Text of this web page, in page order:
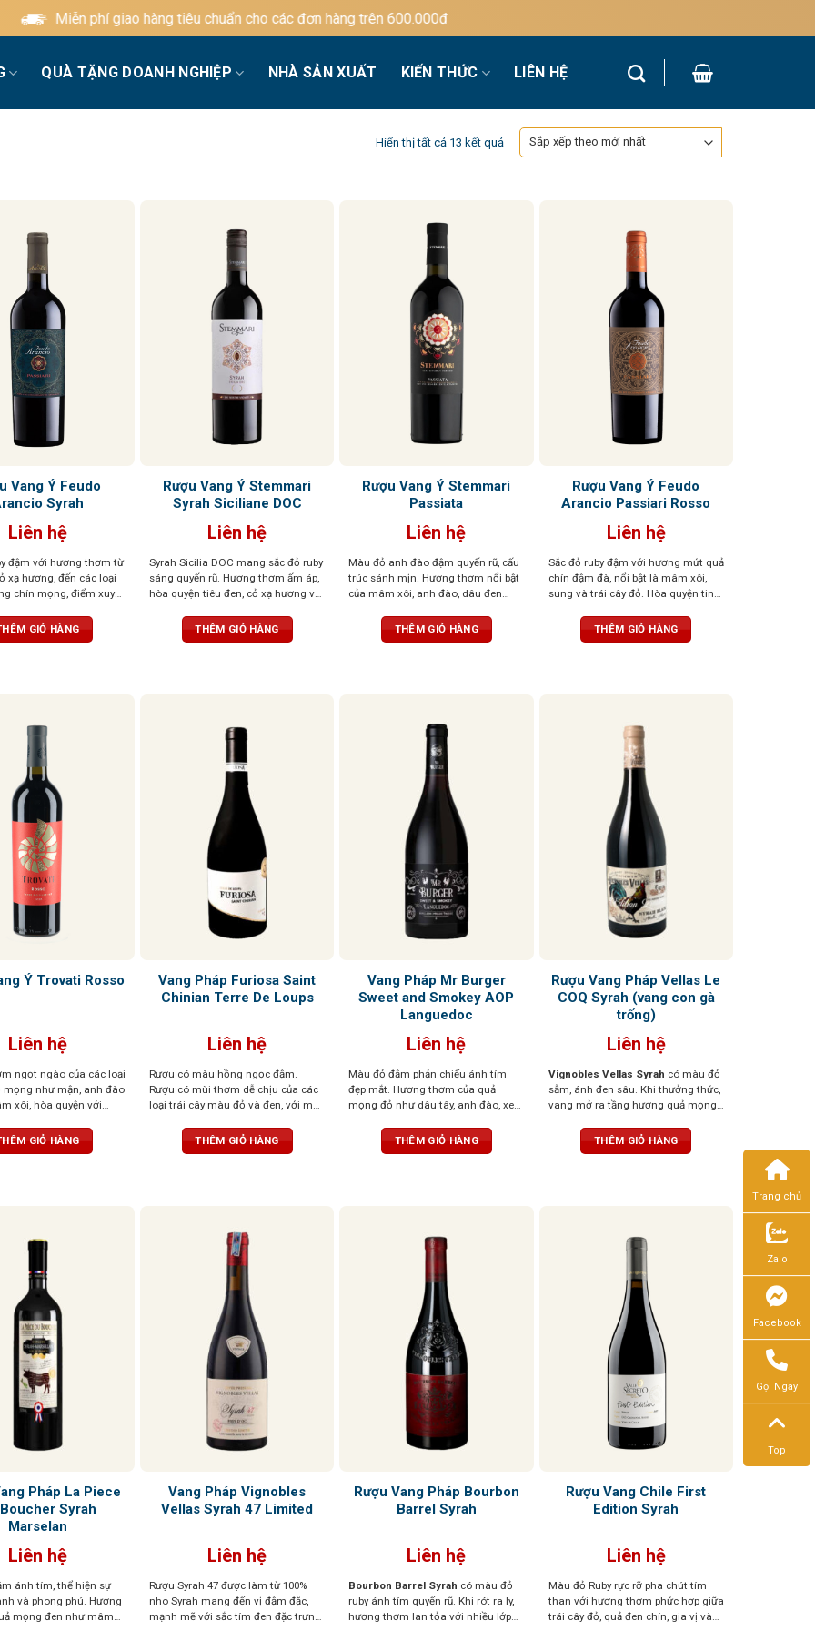
Miễn phí giao hàng tiêu chuẩn cho các đơn hàng trên 600.000đ
QUÀ TẶNG DOANH NGHIỆP NHÀ SẢN XUẤT KIẾN THỨC LIÊN HỆ
Hiển thị tất cả 13 kết quảĐã
sắp
Vang Ý Feudo
Syrah
Liên hệ
đậm với hương thơm từ
xạ hương, đến các loại
chín mọng, điểm xuyết
tròn đầy cân đối, tạo
thể hài hòa
GIỎ HÀNG
Rượu Vang Ý Stemmari
Syrah Siciliane DOC
Liên hệ
Syrah Sicilia DOC mang sắc đỏ ruby
sáng quyến rũ. Hương thơm ấm áp,
hòa quyện tiêu đen, cỏ xạ hương và
chát mịn như nhung, cân bằng, dễ
chịu, hậu vị dài, để lại ấn tượng tinh
THÊM GIỎ HÀNG
Rượu Vang Ý Stemmari
Passiata
Liên hệ
Màu đỏ anh đào đậm quyến rũ, cấu
trúc sánh mịn. Hương thơm nổi bật
của mâm xôi, anh đào, dâu đen
đen cay nồng. Khi rượu “thở” trong
ly, tầng hương vani và thuốc lá tinh
THÊM GIỎ HÀNG
Rượu Vang Ý Feudo
Arancio Passiari Rosso
Liên hệ
Sắc đỏ ruby đậm với hương mứt quả
chín đậm đà, nổi bật là mâm xôi,
sung và trái cây đỏ. Hòa quyện tinh
như tiêu đen, quế, thảo mộc khô, gợi
cảm giác ấm áp và hài hòa. Tannin
THÊM GIỎ HÀNG
Ý Trovati Rosso
Liên hệ
ngọt ngào của các loại
mọng như mận, anh đào
xôi, hòa quyện với
Vị chát mềm mại, tròn
hoàn hảo với vị chua
GIỎ HÀNG
Vang Pháp Furiosa Saint
Chinian Terre De Loups
Liên hệ
Rượu có màu hồng ngọc đậm.
Rượu có mùi thơm dễ chịu của các
loại trái cây màu đỏ và đen, với một
nhàng. Vòm miệng được tráng rất
cân đối và thể hiện rất nhiều sự tinh
THÊM GIỎ HÀNG
Vang Pháp Mr Burger
Sweet and Smokey AOP
Languedoc
Liên hệ
Màu đỏ đậm phản chiếu ánh tím
đẹp mắt. Hương thơm của quả
mọng đỏ như dâu tây, anh đào, xen
hương, tuyết tùng tạo nên một tầng
hương phức hợp, gợi cảm và sống
THÊM GIỎ HÀNG
Rượu Vang Pháp Vellas Le
COQ Syrah (vang con gà
trống)
Liên hệ
Vignobles Vellas Syrah có màu đỏ
sẫm, ánh đen sâu. Khi thưởng thức,
vang mở ra tầng hương quả mọng
xen lẫn hương gia vị nhẹ, tiêu đen,
thảo mộc và chút vị khói ấm áp.
THÊM GIỎ HÀNG
Pháp La Piece
Syrah
Marselan
Liên hệ
ánh tím, thể hiện sự
và phong phú. Hương
mọng đen như mâm
Vang Pháp Vignobles
Vellas Syrah 47 Limited
Liên hệ
Rượu Syrah 47 được làm từ 100%
nho Syrah mang đến vị đậm đặc,
mạnh mẽ với sắc tím đen đặc trưng.
Rượu Vang Pháp Bourbon
Barrel Syrah
Liên hệ
Bourbon Barrel Syrah có màu đỏ
ruby ánh tím quyến rũ. Khi rót ra ly,
hương thơm lan tỏa với nhiều lớp
Rượu Vang Chile First
Edition Syrah
Liên hệ
Màu đỏ Ruby rực rỡ pha chút tím
than với hương thơm phức hợp giữa
trái cây đỏ, quả đen chín, gia vị và
Trang chủ
Zalo
Facebook
Gọi Ngay
Top